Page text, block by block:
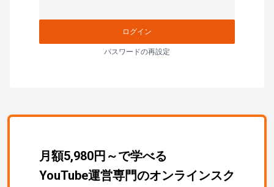
ログイン
パスワードの再設定
月額5,980円～で学べる
YouTube運営専門のオンラインスク